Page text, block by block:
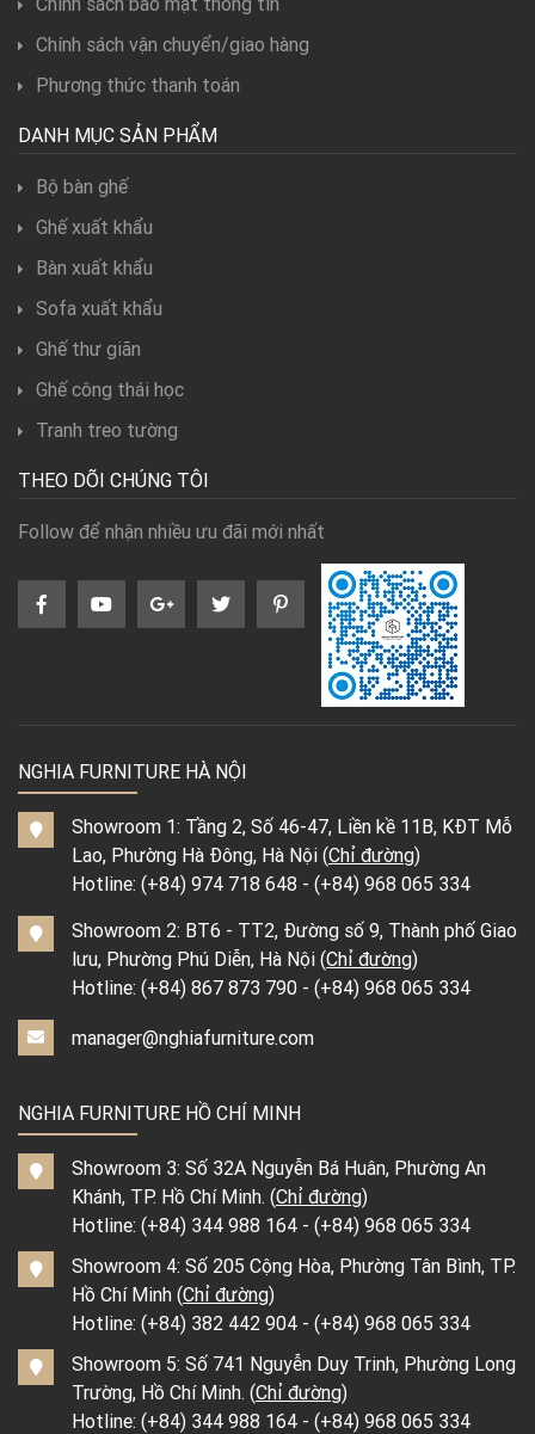
Chính sách vận chuyển/giao hàng
Phương thức thanh toán
DANH MỤC SẢN PHẨM
Bộ bàn ghế
Ghế xuất khẩu
Bàn xuất khẩu
Sofa xuất khẩu
Ghế thư giãn
Ghế công thái học
Tranh treo tường
THEO DÕI CHÚNG TÔI
Follow để nhận nhiều ưu đãi mới nhất
NGHIA FURNITURE HÀ NỘI
Showroom 1: Tầng 2, Số 46-47, Liền kề 11B, KĐT Mỗ
Lao, Phường Hà Đông, Hà Nội (Chỉ đường)
Hotline: (+84) 974 718 648 - (+84) 968 065 334
Showroom 2: BT6 - TT2, Đường số 9, Thành phố Giao
lưu, Phường Phú Diễn, Hà Nội (Chỉ đường)
Hotline: (+84) 867 873 790 - (+84) 968 065 334
manager@nghiafurniture.com
NGHIA FURNITURE HỒ CHÍ MINH
Showroom 3: Số 32A Nguyễn Bá Huân, Phường An
Khánh, TP. Hồ Chí Minh. (Chỉ đường)
Hotline: (+84) 344 988 164 - (+84) 968 065 334
Showroom 4: Số 205 Cộng Hòa, Phường Tân Bình, TP.
Hồ Chí Minh (Chỉ đường)
Hotline: (+84) 382 442 904 - (+84) 968 065 334
Showroom 5: Số 741 Nguyễn Duy Trinh, Phường Long
Trường, Hồ Chí Minh. (Chỉ đường)
Hotline: (+84) 344 988 164 - (+84) 968 065 334